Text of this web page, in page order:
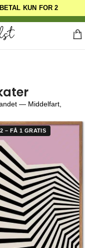
KUN FOR 2
— Middelfart,
– FÅ 1 GRATIS